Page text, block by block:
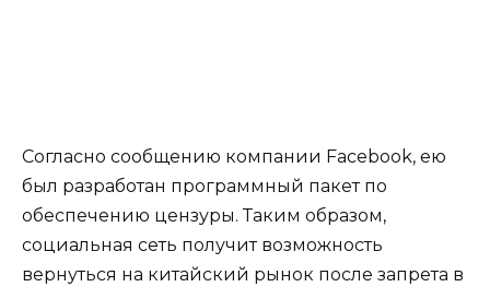
Согласно сообщению компании Facebook, ею
был разработан программный пакет по
обеспечению цензуры. Таким образом,
социальная сеть получит возможность
вернуться на китайский рынок после запрета в